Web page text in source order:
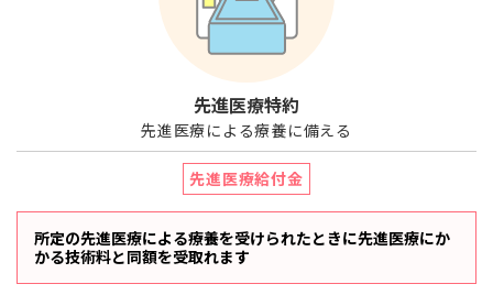
先進医療特約
先進医療による療養に備える
先進医療給付金
所定の先進医療による療養を受けられたときに先進医療にか
かる技術料と同額を受取れます